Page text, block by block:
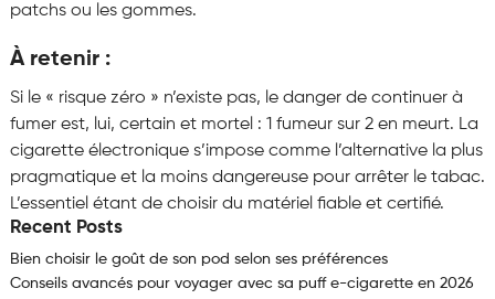
patchs ou les gommes.
À retenir :
Si le « risque zéro » n’existe pas, le danger de continuer à
fumer est, lui, certain et mortel : 1 fumeur sur 2 en meurt. La
cigarette électronique s’impose comme l’alternative la plus
pragmatique et la moins dangereuse pour arrêter le tabac.
L’essentiel étant de choisir du matériel fiable et certifié.
Recent Posts
Bien choisir le goût de son pod selon ses préférences
Conseils avancés pour voyager avec sa puff e-cigarette en 2026